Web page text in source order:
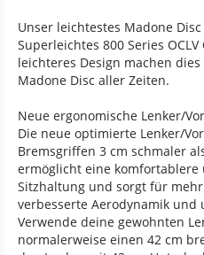
Unser leichtestes Madone
Superleichtes 800 Series
leichteres Design machen
Madone Disc aller Zeiten.
Neue ergonomische Lenker/
Die neue optimierte Lenker/
Bremsgriffen 3 cm schmaler
ermöglicht eine komfortablere
Sitzhaltung und sorgt für
verbesserte Aerodynamik und
Verwende deine gewohnten
normalerweise einen 42 cm